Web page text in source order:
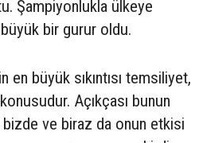
Şampiyonlukla ülkeye
bir gurur oldu.
en büyük sıkıntısı temsiliyet,
Açıkçası bunun
bizde ve biraz da onun etkisi